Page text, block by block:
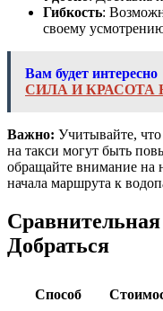
Гибкость:
своему
Вам будет интересно
СИЛА И КРАСОТА
Важно: Учитывайте, что
на такси могут быть
обращайте внимание на
начала маршрута к
Добраться
Способ